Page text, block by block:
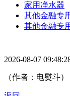
家用净水器
其他金融专
其他金融专
2026-08-07
（作者：电熨斗）